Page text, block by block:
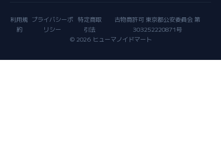
利用規
約
プライバシーポ
リシー
特定商取
引法
古物商許可 東京都公安委員会 第
303252220871号
© 2026 ヒューマノイドマート